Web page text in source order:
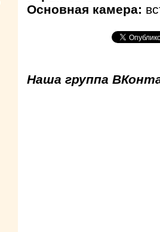
Основная камера:
Наша группа